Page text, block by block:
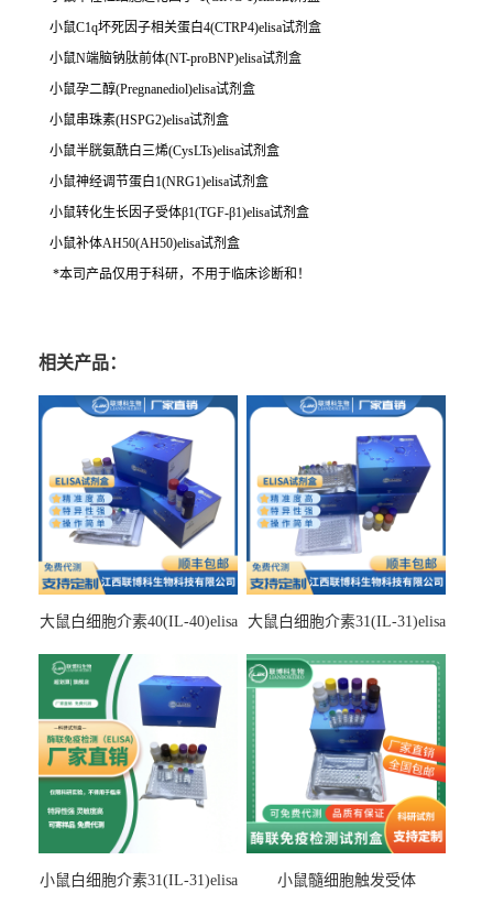
小鼠C1q坏死因子相关蛋白4(CTRP4)elisa试剂盒
小鼠N端脑钠肽前体(NT-proBNP)elisa试剂盒
小鼠孕二醇(Pregnanediol)elisa试剂盒
小鼠串珠素(HSPG2)elisa试剂盒
小鼠半胱氨酰白三烯(CysLTs)elisa试剂盒
小鼠神经调节蛋白1(NRG1)elisa试剂盒
小鼠转化生长因子受体β1(TGF-β1)elisa试剂盒
小鼠补体AH50(AH50)elisa试剂盒
*本司产品仅用于科研，不用于临床诊断和！
相关产品：
大鼠白细胞介素40(IL-40)elisa
大鼠白细胞介素31(IL-31)elisa
小鼠白细胞介素31(IL-31)elisa
小鼠髓细胞触发受体